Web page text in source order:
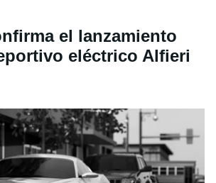
el lanzamiento
eléctrico Alfieri